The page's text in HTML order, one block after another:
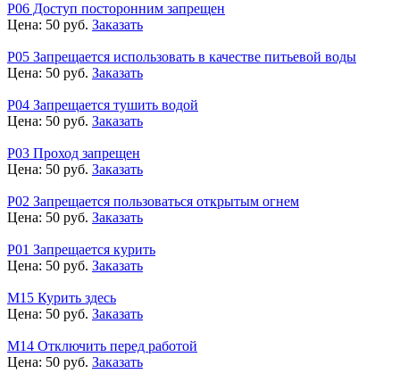
Р06 Доступ посторонним запрещен
Цена: 50 руб. Заказать
Р05 Запрещается использовать в качестве питьевой воды
Цена: 50 руб. Заказать
Р04 Запрещается тушить водой
Цена: 50 руб. Заказать
Р03 Проход запрещен
Цена: 50 руб. Заказать
Р02 Запрещается пользоваться открытым огнем
Цена: 50 руб. Заказать
Р01 Запрещается курить
Цена: 50 руб. Заказать
М15 Курить здесь
Цена: 50 руб. Заказать
М14 Отключить перед работой
Цена: 50 руб. Заказать